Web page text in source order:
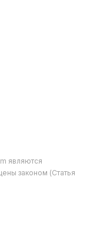
являются
законом (Статья